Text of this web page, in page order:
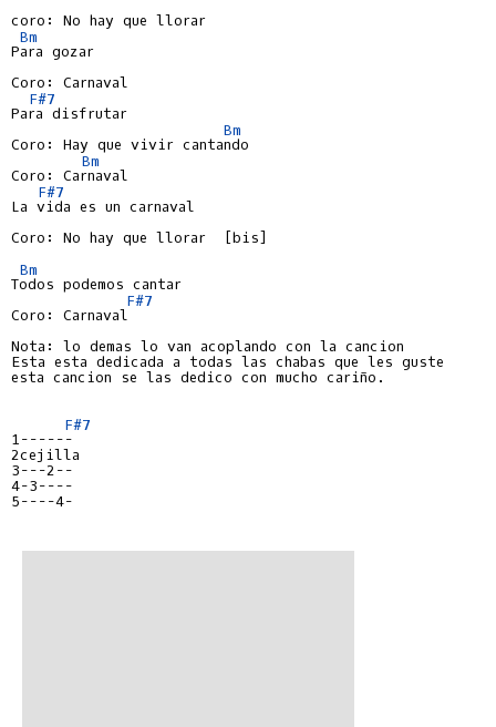
coro: No hay que llorar
Bm
Para gozar
Coro: Carnaval
F#7
Para disfrutar
Bm
Coro: Hay que vivir cantando
Bm
Coro: Carnaval
F#7
La vida es un carnaval
Coro: No hay que llorar  [bis]
Bm
Todos podemos cantar
F#7
Coro: Carnaval
Nota: lo demas lo van acoplando con la cancion
Esta esta dedicada a todas las chabas que les guste
esta cancion se las dedico con mucho cariño.
F#7
1------
2cejilla
3---2--
4-3----
5----4-